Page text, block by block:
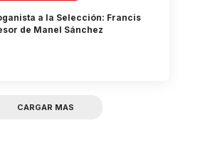
a la Selección: Francis
de Manel Sánchez
CARGAR MAS